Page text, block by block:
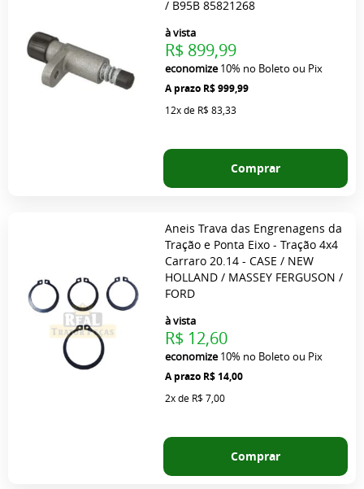
/ B95B 85821268
R$ 999,99
à vista
R$ 899,99
economize10% no Boleto ou Pix
12xde R$ 83,33
Comprar
Aneis Trava das Engrenagens da
Tração e Ponta Eixo - Tração 4x4
Carraro 20.14 - CASE / NEW
HOLLAND / MASSEY FERGUSON /
FORD
R$ 14,00
à vista
R$ 12,60
economize10% no Boleto ou Pix
2xde R$ 7,00
Comprar